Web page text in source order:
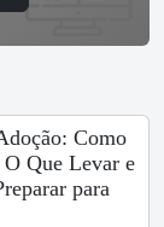
Como
Que Levar e
para